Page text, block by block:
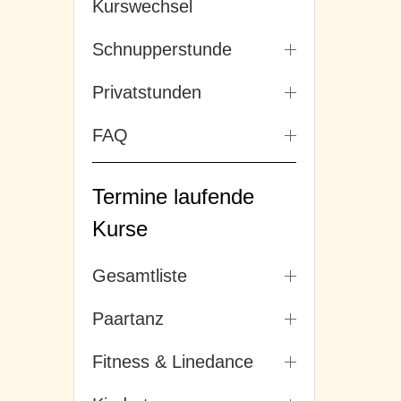
Kurswechsel
Schnupperstunde
Privatstunden
FAQ
Termine laufende
Kurse
Gesamtliste
Paartanz
Fitness & Linedance